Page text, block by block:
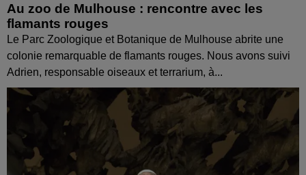
Au zoo de Mulhouse : rencontre avec les
flamants rouges
Le Parc Zoologique et Botanique de Mulhouse abrite une
colonie remarquable de flamants rouges. Nous avons suivi
Adrien, responsable oiseaux et terrarium, à...